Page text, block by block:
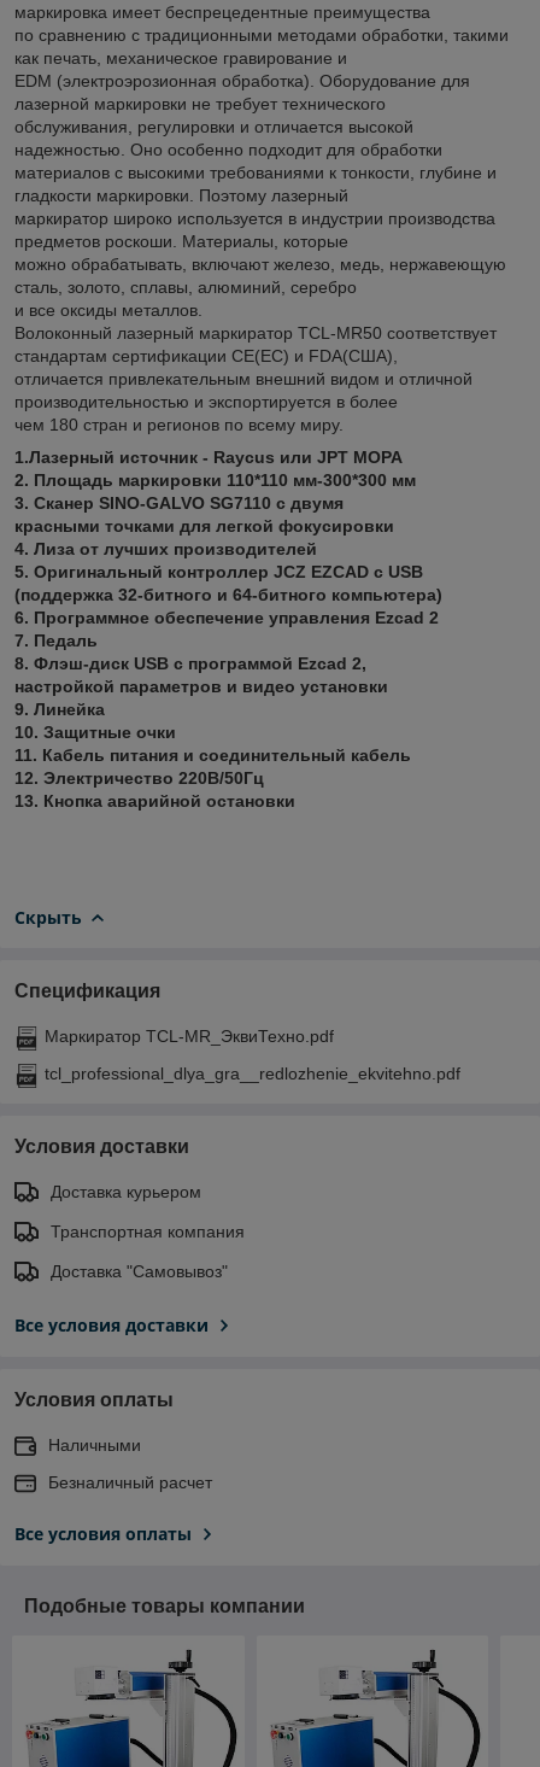
маркировка имеет беспрецедентные преимущества
по сравнению с традиционными методами обработки, такими
как печать, механическое гравирование и
EDM (электроэрозионная обработка). Оборудование для
лазерной маркировки не требует технического
обслуживания, регулировки и отличается высокой
надежностью. Оно особенно подходит для обработки
материалов с высокими требованиями к тонкости, глубине и
гладкости маркировки. Поэтому лазерный
маркиратор широко используется в индустрии производства
предметов роскоши. Материалы, которые
можно обрабатывать, включают железо, медь, нержавеющую
сталь, золото, сплавы, алюминий, серебро
и все оксиды металлов.
Волоконный лазерный маркиратор TCL-MR50 соответствует
стандартам сертификации CE(ЕС) и FDA(США),
отличается привлекательным внешний видом и отличной
производительностью и экспортируется в более
чем 180 стран и регионов по всему миру.
1.Лазерный источник - Raycus или JPT MOPA
2. Площадь маркировки 110*110 мм-300*300 мм
3. Сканер SINO-GALVO SG7110 с двумя
красными точками для легкой фокусировки
4. Лиза от лучших производителей
5. Оригинальный контроллер JCZ EZCAD с USB
(поддержка 32-битного и 64-битного компьютера)
6. Программное обеспечение управления Ezcad 2
7. Педаль
8. Флэш-диск USB с программой Ezcad 2,
настройкой параметров и видео установки
9. Линейка
10. Защитные очки
11. Кабель питания и соединительный кабель
12. Электричество 220В/50Гц
13. Кнопка аварийной остановки
Скрыть
Спецификация
Маркиратор TCL-MR_ЭквиТехно.pdf
tcl_professional_dlya_gra__redlozhenie_ekvitehno.pdf
Условия доставки
Доставка курьером
Транспортная компания
Доставка "Самовывоз"
Все условия доставки
Условия оплаты
Наличными
Безналичный расчет
Все условия оплаты
Подобные товары компании